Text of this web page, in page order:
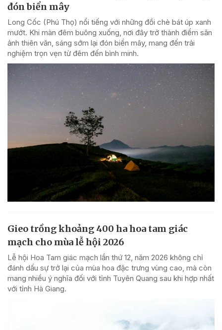
đón biển mây
Long Cốc (Phú Thọ) nổi tiếng với những đồi chè bát úp xanh
mướt. Khi màn đêm buông xuống, nơi đây trở thành điểm săn
ảnh thiên văn, sáng sớm lại đón biển mây, mang đến trải
nghiệm trọn vẹn từ đêm đến bình minh.
Gieo trồng khoảng 400 ha hoa tam giác
mạch cho mùa lễ hội 2026
Lễ hội Hoa Tam giác mạch lần thứ 12, năm 2026 không chỉ
đánh dấu sự trở lại của mùa hoa đặc trưng vùng cao, mà còn
mang nhiều ý nghĩa đối với tỉnh Tuyên Quang sau khi hợp nhất
với tỉnh Hà Giang.